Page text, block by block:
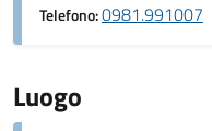
Telefono:0981.991007
Luogo